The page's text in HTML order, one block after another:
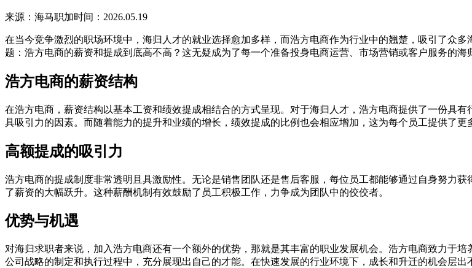
来源：海马职加时间：2026.05.19
在当今竞争激烈的职场环境中，海归人才的就业选择愈加多样，而浩方电商作为行业中的翘楚，吸引了众
题：浩方电商的薪资和提成到底高不高？这无疑成为了每一个准备投身电商运营、市场营销或客户服务的海
浩方电商的薪资结构
在浩方电商，薪资结构以基本工资和绩效提成相结合的方式呈现。对于海归人才，浩方电商提供了一份具
具吸引力的因素。而随着能力的提升和业绩的增长，绩效提成的比例也会相应增加，这为每个员工提供了更
高额提成的吸引力
浩方电商的提成制度非常透明且具激励性。无论是销售团队还是售后客服，每位员工都能够通过自身努力
了薪资的大幅跃升。这种薪酬机制有效鼓励了员工积极工作，力争成为团队中的佼佼者。
优势与机遇
对海归求职者来说，加入浩方电商还有一个额外的优势，那就是其丰富的职业发展机会。浩方电商致力于
公司战略的制定和执行过程中，充分展现出自己的才能。在快速发展的行业环境下，成长和升迁的机会层出